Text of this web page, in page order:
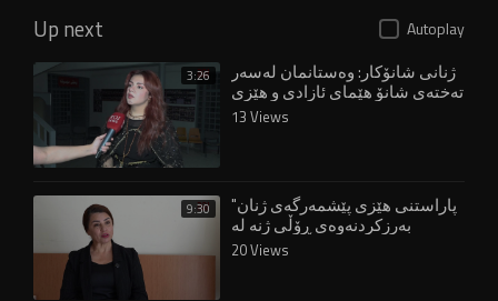
Up next Autoplay
3:26 ژنانی شانۆکار: وەستانمان لەسەر
تەختەی شانۆ هێمای ئازادی و هێزی
ژنانە
13 Views
9:30 "پاراستنی هێزی پێشمەرگەی ژنان
بەرزکردنەوەی ڕۆڵی ژنە لە
دامەزراوە ئەمنییەکاندا" 20 Views